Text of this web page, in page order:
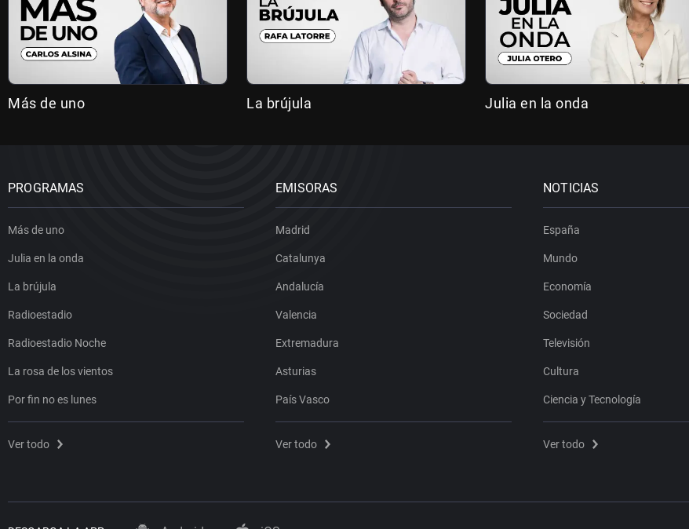
Más de uno La brújula Julia en la onda
PROGRAMAS
Más de uno
Julia en la onda
La brújula
Radioestadio
Radioestadio Noche
La rosa de los vientos
Por fin no es lunes
Ver todo
EMISORAS
Madrid
Catalunya
Andalucía
Valencia
Extremadura
Asturias
País Vasco
Ver todo
NOTICIAS
España
Mundo
Economía
Sociedad
Televisión
Cultura
Ciencia y Tecnología
Ver todo